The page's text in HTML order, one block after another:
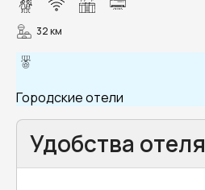
32 км
Городские отели
Удобства отеля